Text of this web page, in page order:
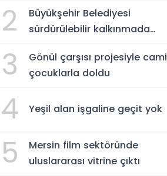
gördü
2
Büyükşehir Belediyesi
sürdürülebilir kalkınmada
3
Gönül çarşısı projesiyle cami
çocuklarla doldu
4 Yeşil alan işgaline geçit yok
5
Mersin film sektöründe
uluslararası vitrine çıktı